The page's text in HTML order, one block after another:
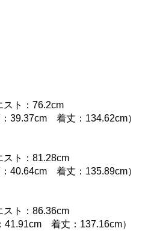
ト：76.2cm
39.37cm 着丈：134.62cm）
ト：81.28cm
40.64cm 着丈：135.89cm）
ト：86.36cm
着丈：137.16cm）